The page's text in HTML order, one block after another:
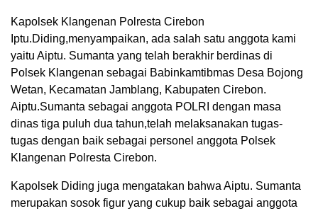
Kapolsek Klangenan Polresta Cirebon
Iptu.Diding,menyampaikan, ada salah satu anggota kami
yaitu Aiptu. Sumanta yang telah berakhir berdinas di
Polsek Klangenan sebagai Babinkamtibmas Desa Bojong
Wetan, Kecamatan Jamblang, Kabupaten Cirebon.
Aiptu.Sumanta sebagai anggota POLRI dengan masa
dinas tiga puluh dua tahun,telah melaksanakan tugas-
tugas dengan baik sebagai personel anggota Polsek
Klangenan Polresta Cirebon.
Kapolsek Diding juga mengatakan bahwa Aiptu. Sumanta
merupakan sosok figur yang cukup baik sebagai anggota